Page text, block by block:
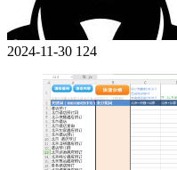
2024-11-30 124